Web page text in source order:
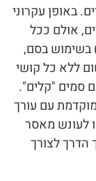
באופן עקרוני
אולם ככל
בשימוש בסם,
ללא כל קושי
סמים "קלים".
עם עורך
לעונש מאסר
הדרך לצורך